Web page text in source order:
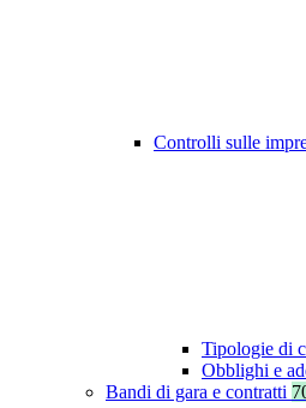
Controlli sulle
Tipologie di
Obblighi e
Bandi di gara e contratti